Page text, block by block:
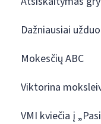
Dažniausiai
Mokesčių ABC
Viktorina
VMI kviečia į